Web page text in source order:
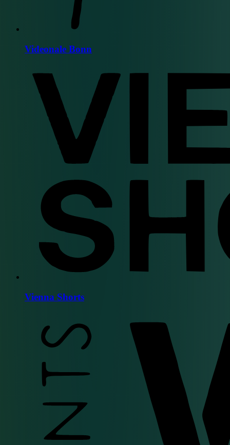
Videonale Bonn
Vienna Shorts